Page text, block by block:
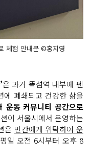
체험 안내문 ©홍지영
은 과거 뚝섬역 내부에 펜
에 폐쇄되고 건강한 삶을
운동 커뮤니티 공간으로
이 서울시에서 운영하는
은 민간에게 위탁하여 운
일 오전 6시부터 오후 8